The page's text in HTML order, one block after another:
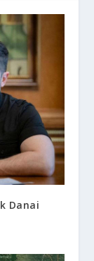
Danai